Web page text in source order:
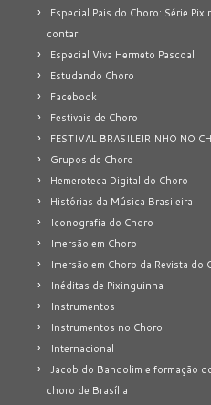
Especial Pais do Choro: Série
contar
Especial Viva Hermeto Pascoal
Estudando Choro
Facebook
Festivais de Choro
FESTIVAL BRASILEIRINHO NO
Grupos de Choro
Hemeroteca Digital do Choro
Histórias da Música Brasileira
Iconografia do Choro
Imersão em Choro
Imersão em Choro da Revista do
Inéditas de Pixinguinha
Instrumentos
Instrumentos no Choro
Internacional
Jacob do Bandolim e formação
choro de Brasília